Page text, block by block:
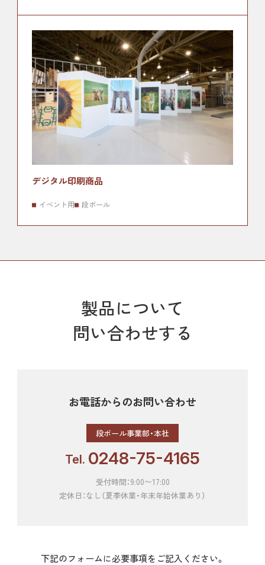
デジタル印刷商品
イベント用 段ボール
製品について
問い合わせする
お電話からのお問い合わせ
段ボール事業部・本社
Tel. 0248-75-4165
受付時間：9:00〜17:00
定休日：なし（夏季休業・年末年始休業あり）
下記のフォームに必要事項をご記入ください。